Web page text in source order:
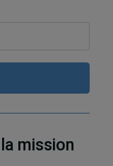
mission